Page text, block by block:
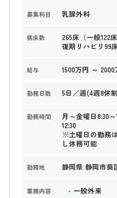
募集科目 乳腺外科
病床数
265床（一般122
復期リハビリ99
給与 1500万円 ～ 2000
勤務日数 5日／週(4週8休
勤務時間
月～金曜日8:30
12:30
※土曜日の勤務
し休務可能
勤務地 静岡県 静岡市葵
業務内容
一般外来